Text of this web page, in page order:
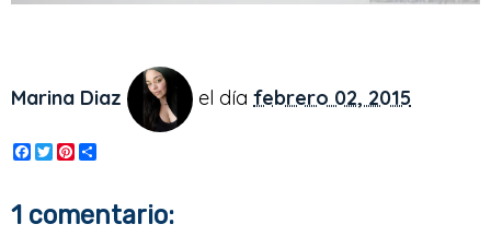
Marina Diaz el día febrero 02, 2015
F
a
e
b
T
w
t
t
P
t
e
r
e
1 comentario: